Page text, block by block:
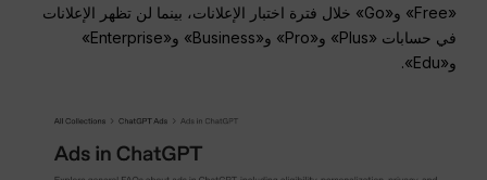
«Free» و«Go» خلال فترة اختبار الإعلانات، بينما لن تظهر الإعلانات
في حسابات «Plus» و«Pro» و«Business» و«Enterprise»
و«Edu».